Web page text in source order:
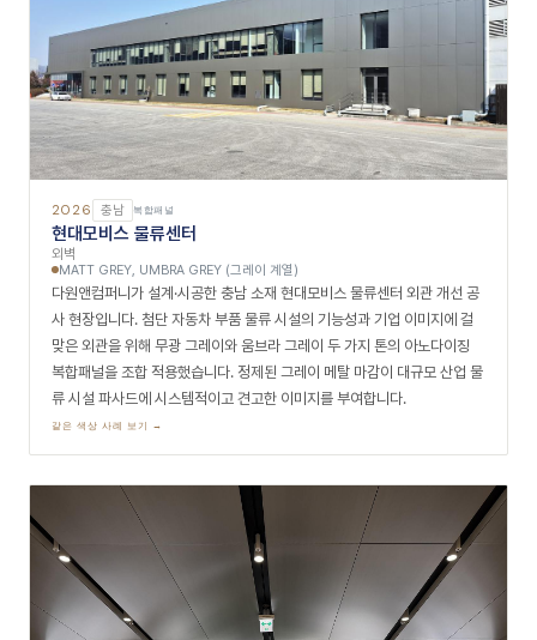
로 한 리드미컬한 바(Bar) 레이아웃 설계의 맥락을 이으면서, 이번 현장에
는 기존 미디엄 안티크 카퍼(MEDIUM ANTIQUE COPPER)에 샴페인
골드(CHAMPAGNE GOLD) 색상을 새롭게 추가했습니다. 두 가지 프리
미엄 메탈 컬러의 조화가 상부 경관조명과 입체적으로 연동되어, 주야간 모
두 한층 더 압도적이고 격조 높은 명품 단지의 외관을 완성합니다.
같은 색상 사례 보기 →
2026 서울 복합패널
한국 제약바이오협회
캐노피
PEWTER (그레이 계열)
MLNP 건축이 설계한 한국 제약바이오협회 주출입구 캐노피 부분 리뉴얼
현장입니다. 국내 제약·바이오 산업 대표 기관에 걸맞은 격조를 위해 라운
드 형상 구조를 따라 퓨터 그레이 아노다이징 복합패널을 정밀 가공·시공했
습니다. 중후한 그레이 메탈 마면이 기관 건물의 신뢰감 있고 현대적인 첫